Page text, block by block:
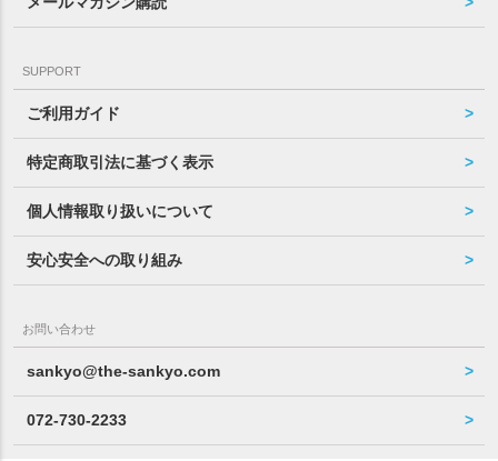
SUPPORT
ご利用ガイド
特定商取引法に基づく表示
個人情報取り扱いについて
安心安全への取り組み
お問い合わせ
sankyo@the-sankyo.com
072-730-2233